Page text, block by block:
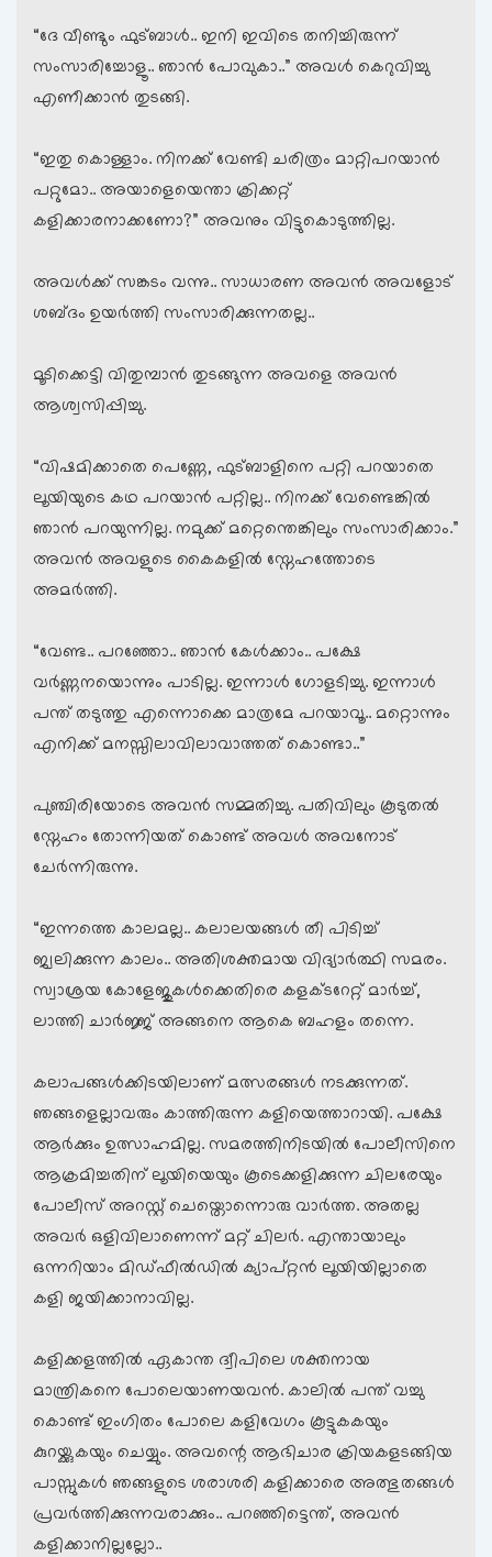
“ദേ വീണ്ടും ഫുട്ബാള്‍.. ഇനി ഇവിടെ തനിച്ചിരുന്ന്
സംസാരിച്ചോളൂ.. ഞാന്‍ പോവുകാ..” അവള്‍ കെറുവിച്ചു
എണീക്കാന്‍ തുടങ്ങി.
“ഇതു കൊള്ളാം. നിനക്ക് വേണ്ടി ചരിത്രം മാറ്റിപറയാന്‍
പറ്റുമോ.. അയാളെയെന്താ ക്രിക്കറ്റ്
കളിക്കാരനാക്കണോ?” അവനും വിട്ടുകൊടുത്തില്ല.
അവള്‍ക്ക് സങ്കടം വന്നു.. സാധാരണ അവന്‍ അവളോട്
ശബ്ദം ഉയര്‍ത്തി സംസാരിക്കുന്നതല്ല..
മൂടിക്കെട്ടി വിതുമ്പാന്‍ തുടങ്ങുന്ന അവളെ അവന്‍
ആശ്വസിപ്പിച്ചു.
“വിഷമിക്കാതെ പെണ്ണേ, ഫുട്ബാളിനെ പറ്റി പറയാതെ
ലൂയിയുടെ കഥ പറയാന്‍ പറ്റില്ല.. നിനക്ക് വേണ്ടെങ്കില്‍
ഞാന്‍ പറയുന്നില്ല. നമുക്ക് മറ്റെന്തെങ്കിലും സംസാരിക്കാം.”
അവന്‍ അവളുടെ കൈകളില്‍ സ്നേഹത്തോടെ
അമര്‍ത്തി.
“വേണ്ട.. പറഞ്ഞോ.. ഞാന്‍ കേള്‍ക്കാം.. പക്ഷേ
വര്‍ണ്ണനയൊന്നും പാടില്ല. ഇന്നാള്‍ ഗോളടിച്ചു. ഇന്നാള്‍
പന്ത് തടുത്തു എന്നൊക്കെ മാത്രമേ പറയാവൂ.. മറ്റൊന്നും
എനിക്ക് മനസ്സിലാവിലാവാത്തത് കൊണ്ടാ..”
പുഞ്ചിരിയോടെ അവന്‍ സമ്മതിച്ചു. പതിവിലും കൂടുതല്‍
സ്നേഹം തോന്നിയത് കൊണ്ട് അവള്‍ അവനോട്
ചേര്‍ന്നിരുന്നു.
“ഇന്നത്തെ കാലമല്ല.. കലാലയങ്ങള്‍ തീ പിടിച്ച്
ജ്വലിക്കുന്ന കാലം.. അതിശക്തമായ വിദ്യാര്‍ത്ഥി സമരം.
സ്വാശ്രയ കോളേജുകള്‍ക്കെതിരെ കളക്ടറേറ്റ് മാര്‍ച്ച്,
ലാത്തി ചാര്‍ജ്ജ് അങ്ങനെ ആകെ ബഹളം തന്നെ.
കലാപങ്ങള്‍ക്കിടയിലാണ് മത്സരങ്ങള്‍ നടക്കുന്നത്.
ഞങ്ങളെല്ലാവരും കാത്തിരുന്ന കളിയെത്താറായി. പക്ഷേ
ആര്‍ക്കും ഉത്സാഹമില്ല. സമരത്തിനിടയില്‍ പോലീസിനെ
ആക്രമിച്ചതിന് ലൂയിയെയും കൂടെക്കളിക്കുന്ന ചിലരേയും
പോലീസ് അറസ്റ്റ് ചെയ്തൊന്നൊരു വാര്‍ത്ത. അതല്ല
അവര്‍ ഒളിവിലാണെന്ന് മറ്റ് ചിലര്‍. എന്തായാലും
ഒന്നറിയാം മിഡ്ഫീല്‍‌ഡില്‍ ക്യാപ്റ്റന്‍ ലൂയിയില്ലാതെ
കളി ജയിക്കാനാവില്ല.
കളിക്കളത്തില്‍ ഏകാന്ത ദ്വീപിലെ ശക്തനായ
മാന്ത്രികനെ പോലെയാണയവന്‍. കാലില്‍ പന്ത് വച്ചു
കൊണ്ട് ഇംഗിതം പോലെ കളിവേഗം കൂട്ടുകകയും
കുറയ്ക്കുകയും ചെയ്യും. അവന്റെ ആഭിചാര ക്രിയകളടങ്ങിയ
പാസ്സുകള്‍ ഞങ്ങളുടെ ശരാശരി കളിക്കാരെ അത്ഭുതങ്ങള്‍
പ്രവര്‍ത്തിക്കുന്നവരാക്കും.. പറഞ്ഞിട്ടെന്ത്, അവന്‍
കളിക്കാനില്ലല്ലോ..